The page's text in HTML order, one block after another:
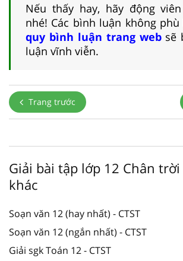
Nếu thấy hay, hãy động
nhé! Các bình luận không
quy bình luận trang websẽ
luận vĩnh viễn.
Trang trước
Giải bài tập lớp 12 Chân
khác
Soạn văn 12 (hay nhất) - CTST
Soạn văn 12 (ngắn nhất) - CTST
Giải sgk Toán 12 - CTST